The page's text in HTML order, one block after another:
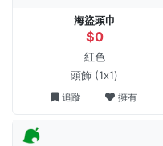
海盜頭巾
$0
紅色
頭飾 (1x1)
追蹤 擁有